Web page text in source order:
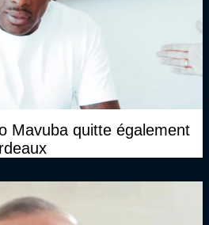
Mavuba quitte également